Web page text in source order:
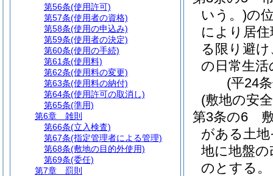
いう。)の
により居
る限り避
の日常生
(平24
(敷地の安
第3条の6
がある土
地に地盤
のとする。
第56条(使用許可)
第57条(使用者の資格)
第58条(使用の申込み)
第59条(使用者の決定)
第60条(使用の手続)
第61条(使用料)
第62条(使用料の変更)
第63条(使用料の納付)
第64条(使用許可の取消し)
第65条(準用)
第6章
雑則
第66条(立入検査)
第67条(指定管理者による管理)
第68条(敷地の目的外使用)
第69条(委任)
第7章
罰則